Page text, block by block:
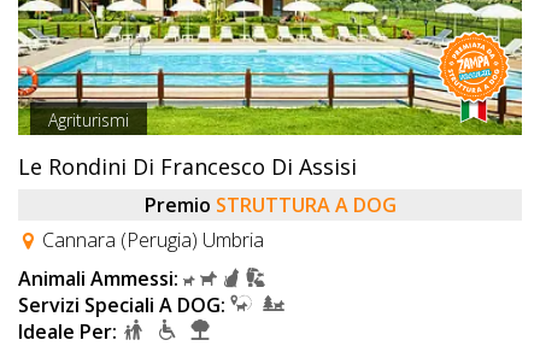
Agriturismi
Le Rondini Di Francesco Di Assisi
Premio STRUTTURA A DOG
Cannara (Perugia) Umbria
Animali Ammessi:
Servizi Speciali A DOG:
Ideale Per: